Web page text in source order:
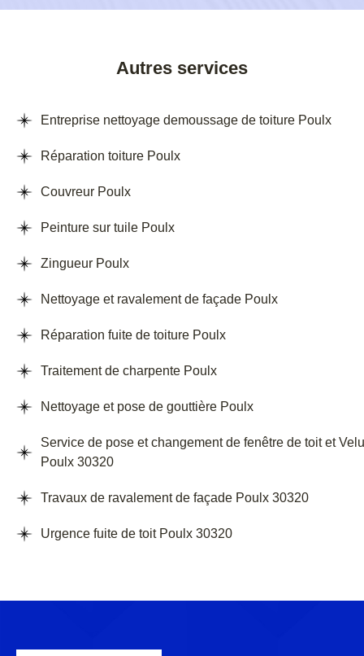
Autres services
Entreprise nettoyage demoussage de toiture Poulx
Réparation toiture Poulx
Couvreur Poulx
Peinture sur tuile Poulx
Zingueur Poulx
Nettoyage et ravalement de façade Poulx
Réparation fuite de toiture Poulx
Traitement de charpente Poulx
Nettoyage et pose de gouttière Poulx
Service de pose et changement de fenêtre de toit et
Poulx 30320
Travaux de ravalement de façade Poulx 30320
Urgence fuite de toit Poulx 30320